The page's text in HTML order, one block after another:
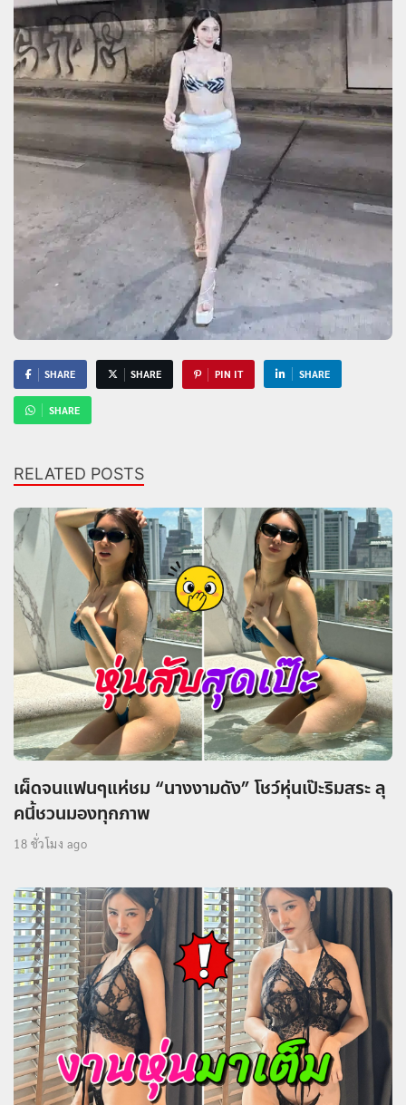
SHARE SHARE PIN IT SHARE
SHARE
RELATED POSTS
เผ็ดจนแฟนๆแห่ชม “นางงามดัง” โชว์หุ่นเป๊ะริมสระ ลุ
คนี้ชวนมองทุกภาพ
18 ชั่วโมง ago